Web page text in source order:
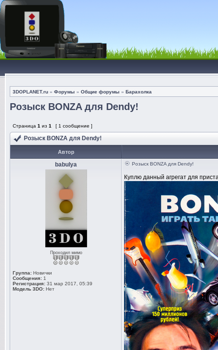
3DOPLANET.ru » Форумы » Общие форумы » Барахолка
Розыск BONZA для Dendy!
Страница 1 из 1 [ 1 сообщение ]
Розыск BONZA для Dendy!
Автор
babulya
Проходил мимо
Группа: Новички
Сообщения: 1
Регистрация: 31 мар 2017, 05:39
Модель 3DO: Нет
Розыск BONZA для Dendy!
Куплю данный агрегат для